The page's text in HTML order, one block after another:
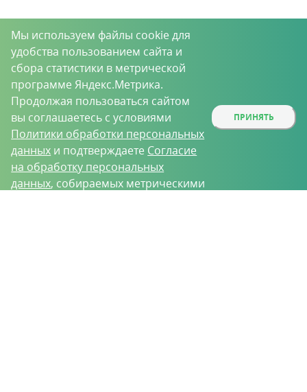
Мы используем файлы cookie для
удобства пользованием сайта и
сбора статистики в метрической
программе Яндекс.Метрика.
Продолжая пользоваться сайтом
вы соглашаетесь с условиями
Политики обработки персональных
данных и подтверждаете Согласие
на обработку персональных
данных, собираемых метрическими
ПРИНЯТЬ